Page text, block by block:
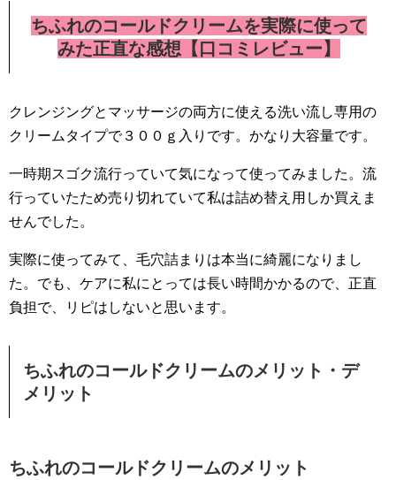
ちふれのコールドクリームを実際に使って
みた正直な感想【口コミレビュー】
クレンジングとマッサージの両方に使える洗い流し専用の
クリームタイプで３００ｇ入りです。かなり大容量です。
一時期スゴク流行っていて気になって使ってみました。流
行っていたため売り切れていて私は詰め替え用しか買えま
せんでした。
実際に使ってみて、毛穴詰まりは本当に綺麗になりまし
た。でも、ケアに私にとっては長い時間かかるので、正直
負担で、リピはしないと思います。
ちふれのコールドクリームのメリット・デ
メリット
ちふれのコールドクリームのメリット